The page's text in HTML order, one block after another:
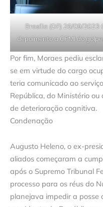
Brasília (DF) 26/09/2023
depoimento a CPMI do
Por fim, Moraes pediu
se em virtude do cargo
teria comunicado ao
República, do Ministério
de deterioração cognitiva.
Condenação
Augusto Heleno, o ex-
aliados começaram a
após o Supremo Tribunal
processo para os réus do
planejava impedir a posse